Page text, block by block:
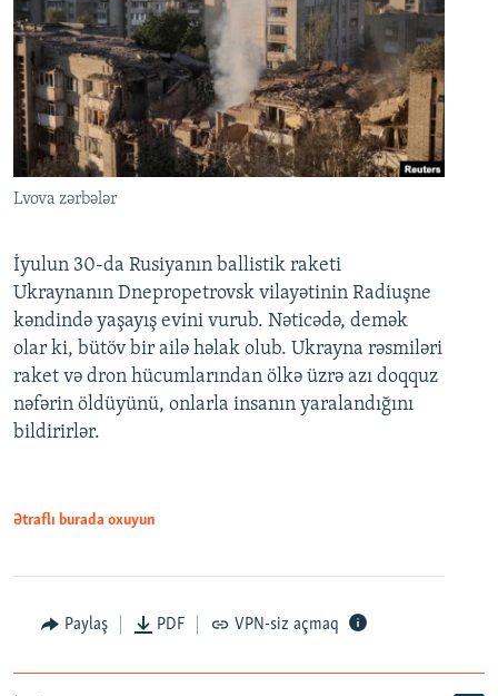
Lvova zərbələr
İyulun 30-da Rusiyanın ballistik raketi
Ukraynanın Dnepropetrovsk vilayətinin Radiuşne
kəndində yaşayış evini vurub. Nəticədə, demək
olar ki, bütöv bir ailə həlak olub. Ukrayna rəsmiləri
raket və dron hücumlarından ölkə üzrə azı doqquz
nəfərin öldüyünü, onlarla insanın yaralandığını
bildirirlər.
Ətraflı burada oxuyun
Paylaş PDF VPN-siz açmaq